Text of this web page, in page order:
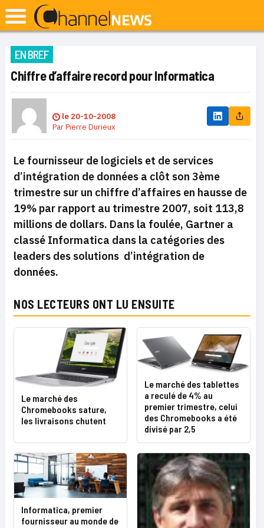
EN BREF
Chiffre d’affaire record pour Informatica
le 20-10-2008
ParPierre Durieux
Le fournisseur de logiciels et de services
d’intégration de données a clôt son 3ème
trimestre sur un chiffre d’affaires en hausse de
19% par rapport au trimestre 2007, soit 113,8
millions de dollars. Dans la foulée, Gartner a
classé Informatica dans la catégories des
leaders des solutions d’intégration de
données.
NOS LECTEURS ONT LU ENSUITE
Le marché des
Chromebooks sature,
les livraisons chutent
Le marché des tablettes
a reculé de 4% au
premier trimestre, celui
des Chromebooks a été
divisé par 2,5
Informatica, premier
fournisseur au monde de